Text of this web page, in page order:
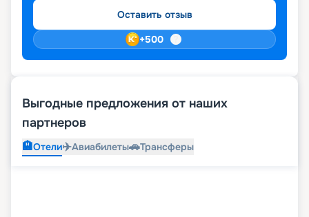
Оставить отзыв
+500
Выгодные предложения от наших
партнеров
🏨Отели✈️Авиабилеты🚗Трансферы